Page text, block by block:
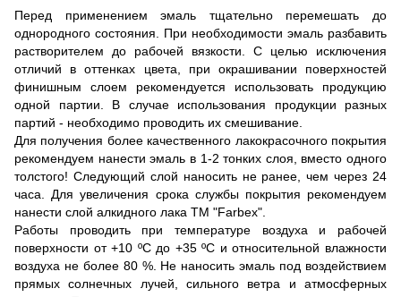
Перед применением эмаль тщательно перемешать до
однородного состояния. При необходимости эмаль разбавить
растворителем до рабочей вязкости. С целью исключения
отличий в оттенках цвета, при окрашивании поверхностей
финишным слоем рекомендуется использовать продукцию
одной партии. В случае использования продукции разных
партий - необходимо проводить их смешивание.
Для получения более качественного лакокрасочного покрытия
рекомендуем нанести эмаль в 1-2 тонких слоя, вместо одного
толстого! Следующий слой наносить не ранее, чем через 24
часа. Для увеличения срока службы покрытия рекомендуем
нанести слой алкидного лака ТМ "Farbex".
Работы проводить при температуре воздуха и рабочей
поверхности от +10 ºС до +35 ºС и относительной влажности
воздуха не более 80 %. Не наносить эмаль под воздействием
прямых солнечных лучей, сильного ветра и атмосферных